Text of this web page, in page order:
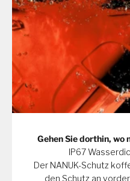
Gehen Sie dorthin, wo
IP67
Der NANUK-Schutz
den Schutz an